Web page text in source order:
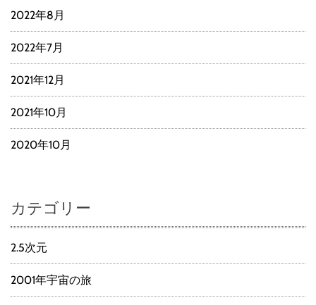
2022年8月
2022年7月
2021年12月
2021年10月
2020年10月
カテゴリー
2.5次元
2001年宇宙の旅